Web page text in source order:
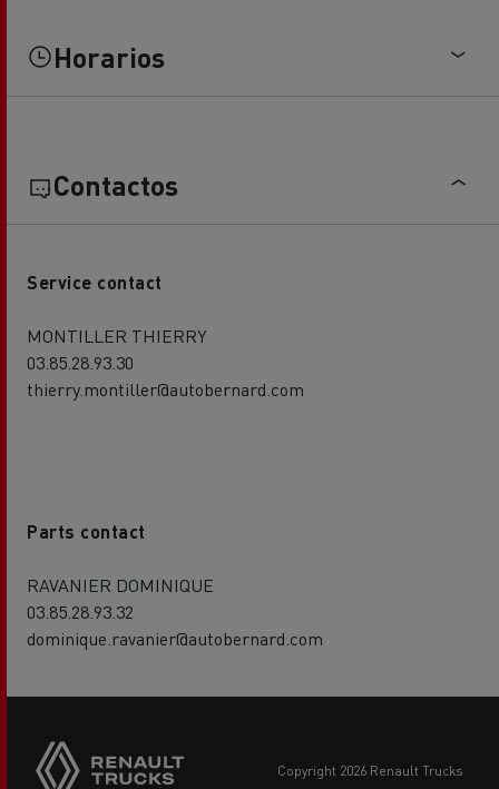
Horarios
Contactos
Service contact
MONTILLER THIERRY
03.85.28.93.30
thierry.montiller@autobernard.com
Parts contact
RAVANIER DOMINIQUE
03.85.28.93.32
dominique.ravanier@autobernard.com
copyright 2026 Renault Trucks